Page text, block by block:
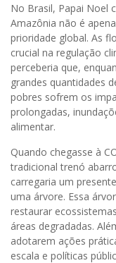
No Brasil, Papai Noel
Amazônia não é
prioridade global. As
crucial na regulação
perceberia que,
grandes quantidades
pobres sofrem os
prolongadas,
alimentar.
Quando chegasse à
tradicional trenó
carregaria um
uma árvore. Essa
restaurar
áreas degradadas.
adotarem ações
escala e políticas